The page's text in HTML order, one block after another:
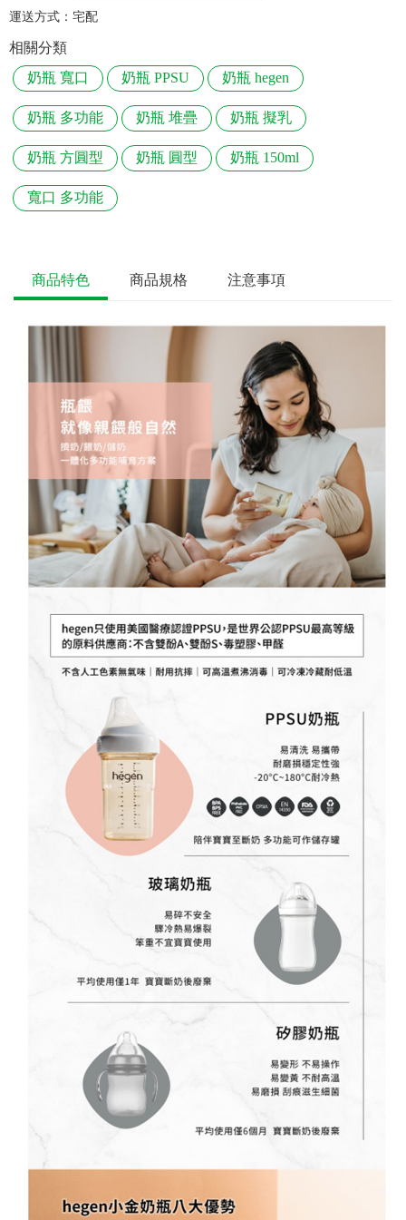
運送方式： 宅配
相關分類
奶瓶 寬口
奶瓶 PPSU 奶瓶 hegen
奶瓶 多功能 奶瓶 堆疊 奶瓶 擬乳
奶瓶 方圓型 奶瓶 圓型 奶瓶 150ml
寬口 多功能
商品特色 商品規格 注意事項